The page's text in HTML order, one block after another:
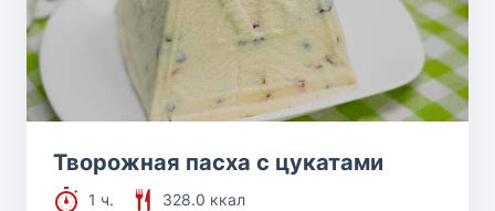
Творожная пасха с цукатами
1 ч.
328.0 ккал